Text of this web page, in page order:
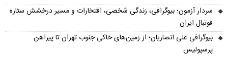
سردار آزمون؛ بیوگرافی، زندگی شخصی، افتخارات و مسیر درخشش ستاره
فوتبال ایران
بیوگرافی علی انصاریان؛ از زمین‌های خاکی جنوب تهران تا پیراهن
پرسپولیس